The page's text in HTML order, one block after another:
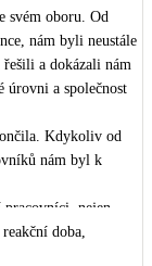
svém oboru. Od
nám byli neustále
a dokázali nám
úrovni a společnost
Kdykoliv od
nám byl k
nejen
dokumentace
doba,